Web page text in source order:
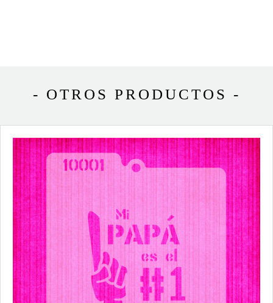
- OTROS PRODUCTOS -